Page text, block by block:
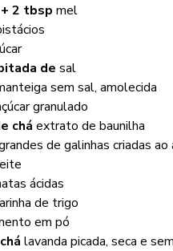
2 tbsp mel
de sal
sem sal, amolecida
granulado
chá extrato de baunilha
de galinhas criadas ao
ácidas
de trigo
em pó
lavanda picada, seca e